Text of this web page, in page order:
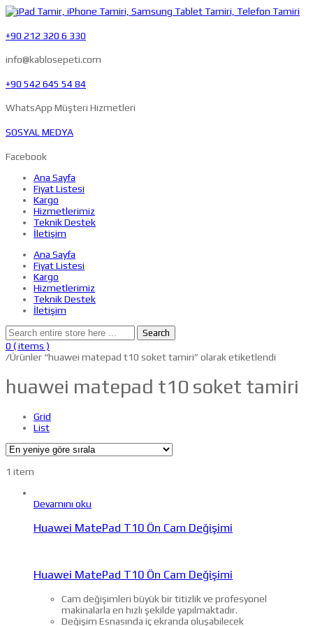
+90 212 320 6 330
info@kablosepeti.com
+90 542 645 54 84
WhatsApp Müşteri Hizmetleri
SOSYAL MEDYA
Facebook
Ana Sayfa
Fiyat Listesi
Kargo
Hizmetlerimiz
Teknik Destek
İletişim
Ana Sayfa
Fiyat Listesi
Kargo
Hizmetlerimiz
Teknik Destek
İletişim
Search
0 ( items )
/Ürünler “huawei matepad t10 soket tamiri” olarak etiketlendi
huawei matepad t10 soket tamiri
Grid
List
1 item
Devamını oku
Huawei MatePad T10 Ön Cam Değişimi
Huawei MatePad T10 Ön Cam Değişimi
Cam değişimleri büyük bir titizlik ve profesyonel
makinalarla en hızlı şekilde yapılmaktadır.
Değişim Esnasında iç ekranda oluşabilecek